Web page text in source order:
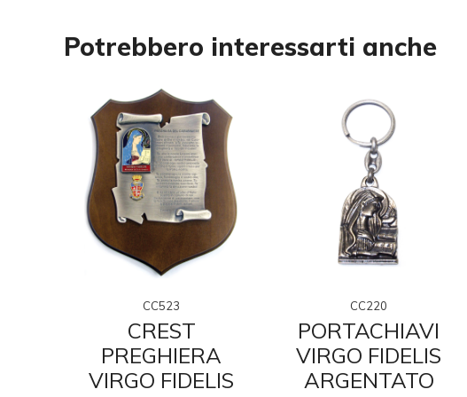
Potrebbero interessarti anche
CC523
CREST
PREGHIERA
VIRGO FIDELIS
CC220
PORTACHIAVI
VIRGO FIDELIS
ARGENTATO